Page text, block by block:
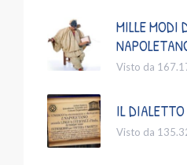
MILLE MODI
Visto da
IL
Visto da